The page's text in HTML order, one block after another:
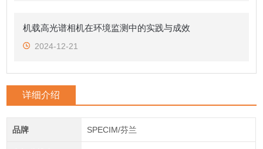
机载高光谱相机在环境监测中的实践与成效
2024-12-21
详细介绍
品牌 SPECIM/芬兰